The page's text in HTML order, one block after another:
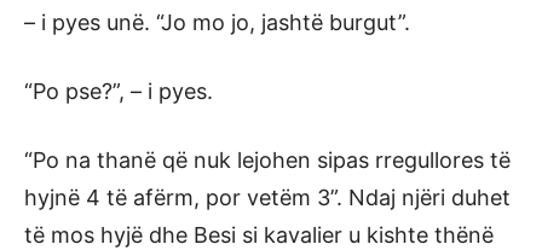
– i pyes unë. “Jo mo jo, jashtë burgut”.
“Po pse?”, – i pyes.
“Po na thanë që nuk lejohen sipas rregullores të
hyjnë 4 të afërm, por vetëm 3”. Ndaj njëri duhet
të mos hyjë dhe Besi si kavalier u kishte thënë